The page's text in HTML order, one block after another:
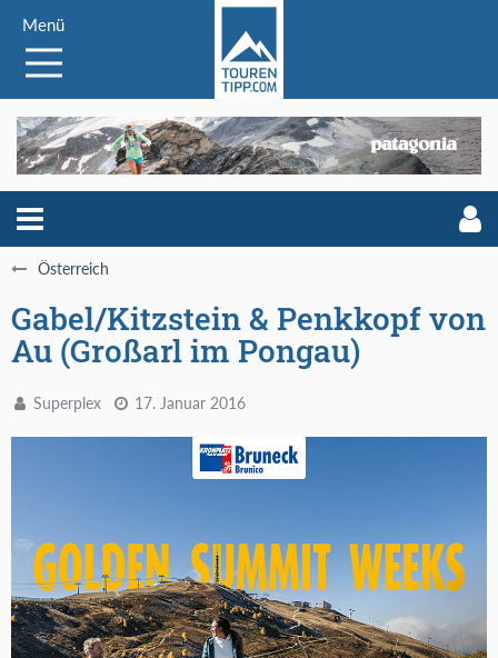
Menü
Österreich
Gabel/Kitzstein & Penkkopf von
Au (Großarl im Pongau)
Superplex 17. Januar 2016